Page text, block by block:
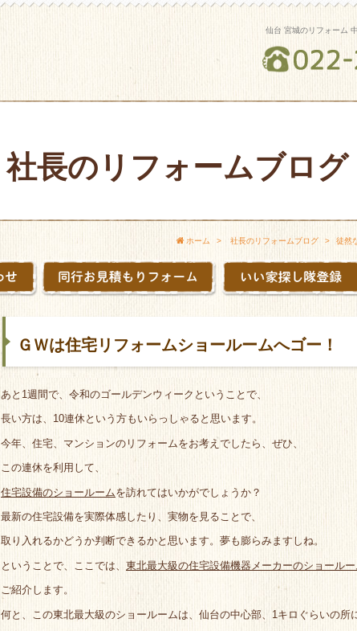
仙台 宮城のリフォーム
ホーム 社長のリフォームブログ 徒然
社長のリフォームブログ
ＧＷは住宅リフォームショールームへゴー！
あと1週間で、令和のゴールデンウィークということで、
長い方は、10連休という方もいらっしゃると思います。
今年、住宅、マンションのリフォームをお考えでしたら、ぜひ、
この連休を利用して、
住宅設備のショールームを訪れてはいかがでしょうか？
最新の住宅設備を実際体感したり、実物を見ることで、
取り入れるかどうか判断できるかと思います。夢も膨らみますしね。
ということで、ここでは、 東北最大級の住宅設備機器メーカーのショール
ご紹介します。
何と、この東北最大級のショールームは、仙台の中心部、1キロぐらいの所